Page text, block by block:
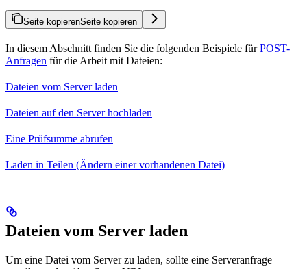
Seite kopierenSeite kopieren
In diesem Abschnitt finden Sie die folgenden Beispiele fürPOST-
Anfragen für die Arbeit mit Dateien:
Dateien vom Server laden
Dateien auf den Server hochladen
Eine Prüfsumme abrufen
Laden in Teilen (Ändern einer vorhandenen Datei)
Dateien vom Server laden
Um eine Datei vom Server zu laden, sollte eine Serveranfrage